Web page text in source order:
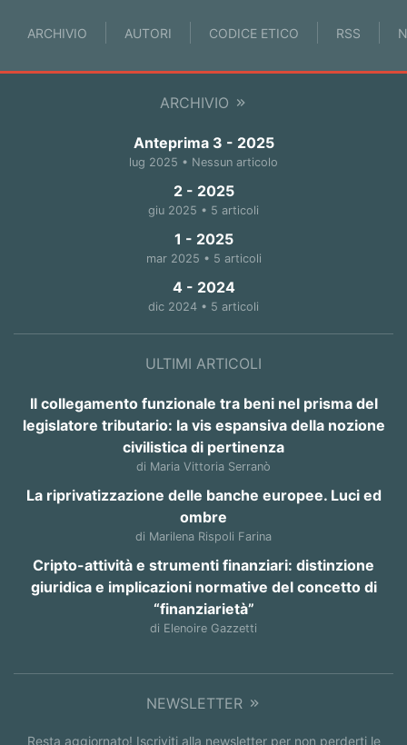
ARCHIVIO AUTORI CODICE ETICO RSS
ARCHIVIO
Anteprima 3 - 2025
lug 2025 • Nessun articolo
2 - 2025
giu 2025 • 5 articoli
1 - 2025
mar 2025 • 5 articoli
4 - 2024
dic 2024 • 5 articoli
ULTIMI ARTICOLI
Il collegamento funzionale tra beni nel prisma del
legislatore tributario: la vis espansiva della nozione
civilistica di pertinenza
di Maria Vittoria Serranò
La riprivatizzazione delle banche europee. Luci ed
ombre
di Marilena Rispoli Farina
Cripto-attività e strumenti finanziari: distinzione
giuridica e implicazioni normative del concetto di
“finanziarietà”
di Elenoire Gazzetti
NEWSLETTER
Resta aggiornato! Iscriviti alla newsletter per non perderti le